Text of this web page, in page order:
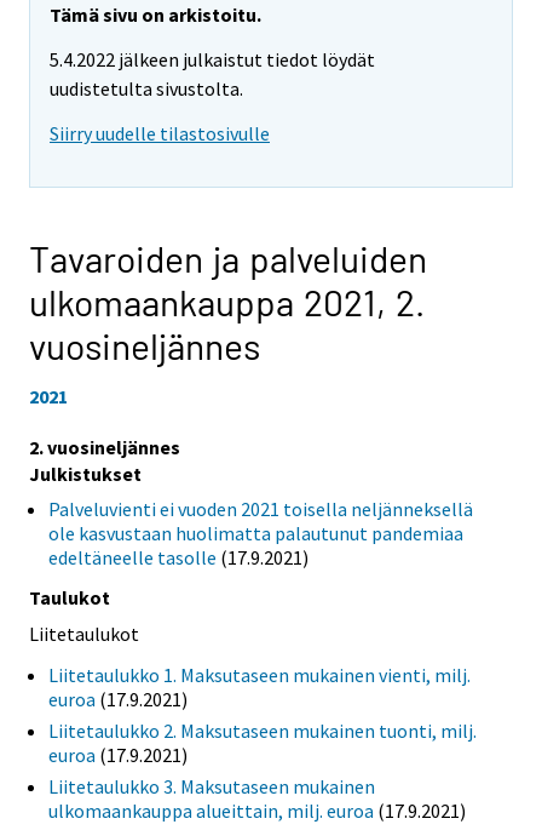
Tämä sivu on arkistoitu.
5.4.2022 jälkeen julkaistut tiedot löydät
uudistetulta sivustolta.
Siirry uudelle tilastosivulle
Tavaroiden ja palveluiden
ulkomaankauppa 2021, 2.
vuosineljännes
2021
2. vuosineljännes
Julkistukset
Palveluvienti ei vuoden 2021 toisella neljänneksellä
ole kasvustaan huolimatta palautunut pandemiaa
edeltäneelle tasolle (17.9.2021)
Taulukot
Liitetaulukot
Liitetaulukko 1. Maksutaseen mukainen vienti, milj.
euroa (17.9.2021)
Liitetaulukko 2. Maksutaseen mukainen tuonti, milj.
euroa (17.9.2021)
Liitetaulukko 3. Maksutaseen mukainen
ulkomaankauppa alueittain, milj. euroa (17.9.2021)